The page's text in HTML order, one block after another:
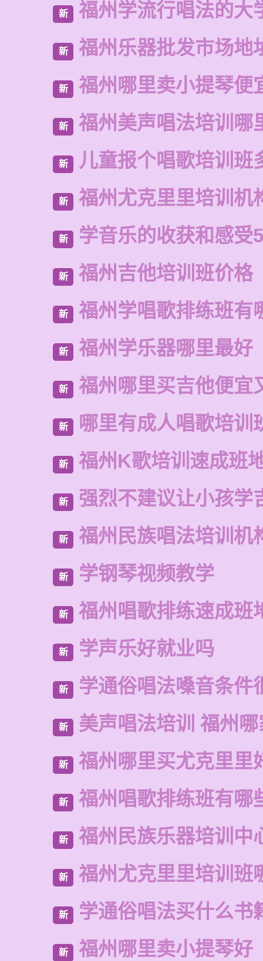
新 福州学流行唱法的大
新 福州乐器批发市场地
新 福州哪里卖小提琴便
新 福州美声唱法培训哪
新 儿童报个唱歌培训班
新 福州尤克里里培训机
新 学音乐的收获和感受
新 福州吉他培训班价格
新 福州学唱歌排练班有
新 福州学乐器哪里最好
新 福州哪里买吉他便宜
新 哪里有成人唱歌培训
新 福州K歌培训速成班
新 强烈不建议让小孩学
新 福州民族唱法培训机
新 学钢琴视频教学
新 福州唱歌排练速成班
新 学声乐好就业吗
新 学通俗唱法嗓音条件
新 美声唱法培训 福州
新 福州哪里买尤克里里
新 福州唱歌排练班有哪
新 福州民族乐器培训中
新 福州尤克里里培训班
新 学通俗唱法买什么书
新 福州哪里卖小提琴好